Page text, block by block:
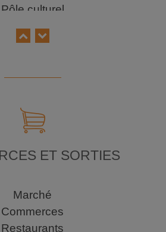
Pôle culturel
Tennis
loisirs Bruguières
ET SORTIES
Marché
Commerces
Restaurants